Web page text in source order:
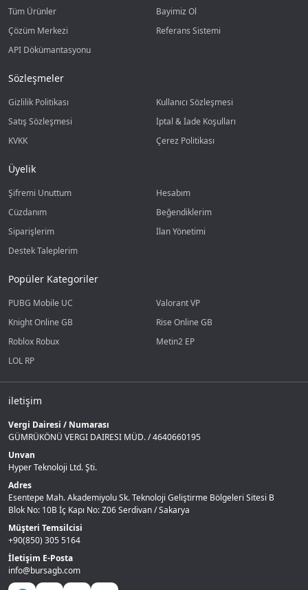
Tüm Ürünler
Bayimiz Ol
Çözüm Merkezi
Referans Sistemi
API Dökümantasyonu
Sözleşmeler
Gizlilik Politikası
Kullanıcı Sözleşmesi
Satış Sözleşmesi
İptal & İade Koşulları
KVKK
Çerez Politikası
Üyelik
Şifremi Unuttum
Hesabım
Cüzdanım
Beğendiklerim
Siparişlerim
İlan Yönetimi
Destek Taleplerim
Popüler Kategoriler
PUBG Mobile UC
Valorant VP
Knight Online GB
Rise Online GB
Roblox Robux
Metin2 EP
LOL RP
iletişim
Vergi Dairesi / Numarası
GÜMRÜKÖNÜ VERGI DAIRESI MÜD. / 4640660195
Unvan
Hyper Teknoloji Ltd. Şti.
Adres
Esentepe Mah. Akademiyolu Sk. Teknoloji Geliştirme Bölgeleri Sitesi B
Blok No: 10B İç Kapı No: Z06 Serdivan / Sakarya
Müşteri Temsilcisi
+90(850) 305 5164
İletişim E-Posta
info@bursagb.com